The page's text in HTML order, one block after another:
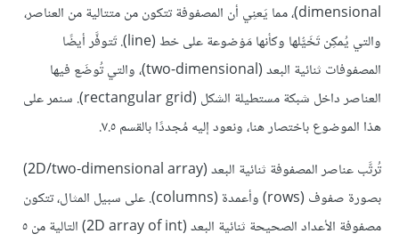
dimensional)، مما يَعنِي أن المصفوفة تتكون من متتالية من العناصر،
والتي يُمكِن تَخَيُّلها وكأنها مَوْضوعة على خط (line). تَتوفَّر أيضًا
المصفوفات ثنائية البعد (two-dimensional)، والتي تُوضَع فيها
العناصر داخل شبكة مستطيلة الشكل (rectangular grid). سنمر على
هذا الموضوع باختصار هنا، ونعود إليه مُجددًا بالقسم ٧.٥.
تُرتَّب عناصر المصفوفة ثنائية البعد (2D/two-dimensional array)
بصورة صفوف (rows) وأعمدة (columns). على سبيل المثال، تتكون
مصفوفة الأعداد الصحيحة ثنائية البعد (2D array of int) التالية من ٥